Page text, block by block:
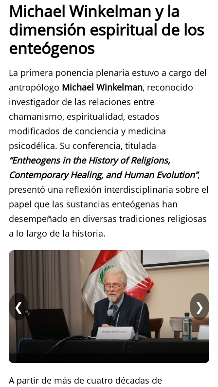
Michael Winkelman y la
dimensión espiritual de los
enteógenos
La primera ponencia plenaria estuvo a cargo del
antropólogo Michael Winkelman, reconocido
investigador de las relaciones entre
chamanismo, espiritualidad, estados
modificados de conciencia y medicina
psicodélica. Su conferencia, titulada
“Entheogens in the History of Religions,
Contemporary Healing, and Human Evolution”,
presentó una reflexión interdisciplinaria sobre el
papel que las sustancias enteógenas han
desempeñado en diversas tradiciones religiosas
a lo largo de la historia.
❮ ❯
A partir de más de cuatro décadas de